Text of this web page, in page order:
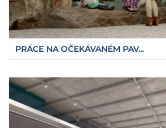
PRÁCE NA OČEKÁVANÉM PAV...